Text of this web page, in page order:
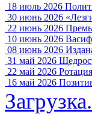
18 июль 2026
30 июнь 2026
22 июнь 2026
10 июнь 2026
08 июнь 2026
31 май 2026
22 май 2026
16 май 2026